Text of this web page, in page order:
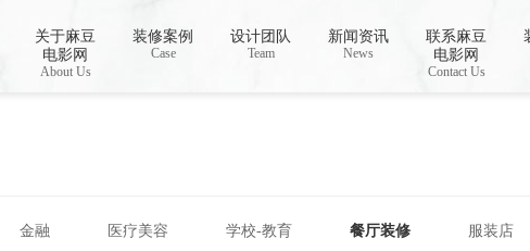
国产AV无码乱码国产精品麻豆
关于麻豆
电影网
About Us
装修案例
Case
设计团队
Team
新闻资讯
News
联系麻豆
电影网
Contact Us
金融 医疗美容 学校-教育 餐厅装修 服装店